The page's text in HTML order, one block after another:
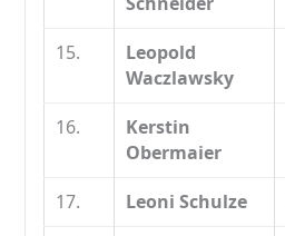
15.
Leopold
Waczlawsky
16.
Kerstin
Obermaier
17. Leoni Schulze